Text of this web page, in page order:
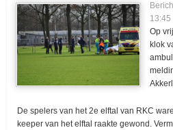
13:45
Op
klok
De spelers van het 2e elftal van RKC
keeper van het elftal raakte gewond.